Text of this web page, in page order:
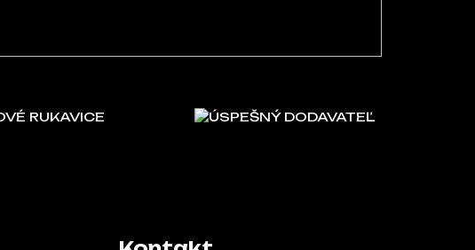
RUKAVICE ÚSPEŠNÝ DODAVATEĽ